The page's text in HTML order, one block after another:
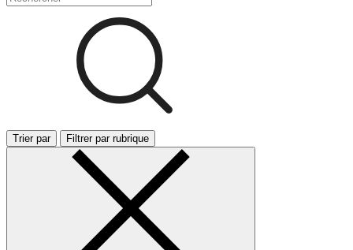
Trier par Filtrer par rubrique